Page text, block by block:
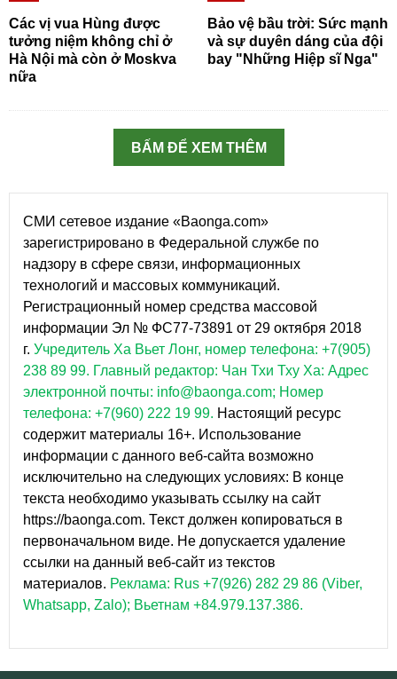
Các vị vua Hùng được
tưởng niệm không chỉ ở
Hà Nội mà còn ở Moskva
nữa
Bảo vệ bầu trời: Sức mạnh
và sự duyên dáng của đội
bay "Những Hiệp sĩ Nga"
BẤM ĐỂ XEM THÊM
СМИ сетевое издание «Baonga.com»
зарегистрировано в Федеральной службе по
надзору в сфере связи, информационных
технологий и массовых коммуникаций.
Регистрационный номер средства массовой
информации Эл № ФС77-73891 от 29 октября 2018
г. Учредитель Ха Вьет Лонг, номер телефона: +7(905)
238 89 99. Главный редактор: Чан Тхи Тху Ха: Адрес
электронной почты: info@baonga.com; Номер
телефона: +7(960) 222 19 99. Настоящий ресурс
содержит материалы 16+. Использование
информации с данного веб-сайта возможно
исключительно на следующих условиях: В конце
текста необходимо указывать ссылку на сайт
https://baonga.com. Текст должен копироваться в
первоначальном виде. Не допускается удаление
ссылки на данный веб-сайт из текстов
материалов. Реклама: Rus +7(926) 282 29 86 (Viber,
Whatsapp, Zalo); Вьетнам +84.979.137.386.